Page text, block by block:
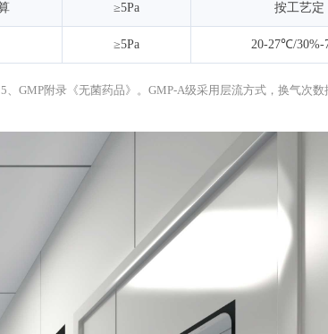
≥5Pa 按工艺定
≥5Pa 20-27℃/30%-
GMP附录《无菌药品》。GMP-A级采用层流方式，换气次